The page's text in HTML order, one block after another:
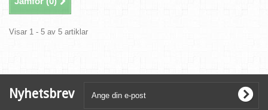
Visar 1 - 5 av 5 artiklar
Nyhetsbrev